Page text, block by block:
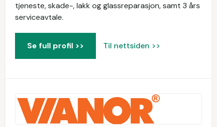
tjeneste, skade-, lakk og glassreparasjon, samt 3 års
serviceavtale.
Se full profil >> Til nettsiden >>